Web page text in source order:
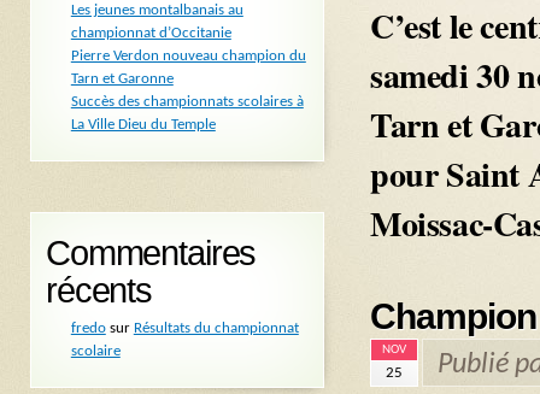
C’est le
samedi 30
Tarn et
pour Saint
Moissac-
NOV
25 Publié
Les jeunes montalbanais au
championnat d’Occitanie
Pierre Verdon nouveau champion du
Tarn et Garonne
Succès des championnats scolaires à
La Ville Dieu du Temple
Commentaires
récents
fredosur Résultats du championnat
scolaire